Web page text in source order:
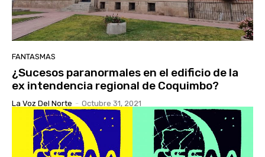
FANTASMAS
¿Sucesos paranormales en el edificio de la
ex intendencia regional de Coquimbo?
La Voz Del Norte - Octubre 31, 2021